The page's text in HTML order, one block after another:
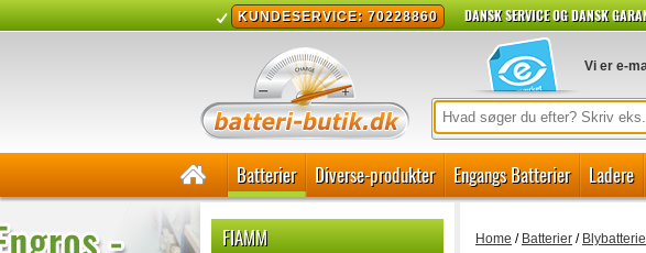
KUNDESERVICE: 70228860 DANSK SERVICE OG DANSK
Vi er e-
Batterier Diverse-produkter Engangs Batterier Ladere
FIAMM Home / Batterier/